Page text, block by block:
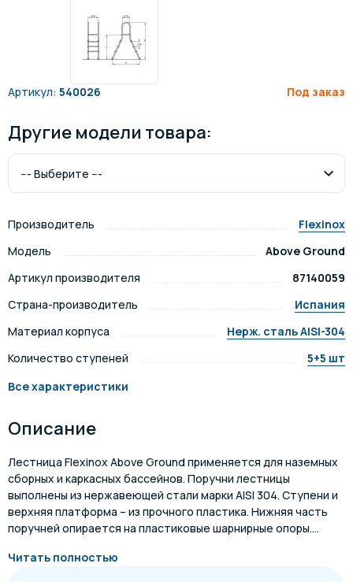
Артикул: 540026 Под заказ
Другие модели товара:
Производитель
Flexinox
Модель
Above Ground
Артикул производителя
87140059
Страна-производитель
Испания
Материал корпуса
Нерж. сталь AISI-304
Количество ступеней
5+5 шт
Все характеристики
Описание
Лестница Flexinox Above Ground применяется для наземных
сборных и каркасных бассейнов. Поручни лестницы
выполнены из нержавеющей стали марки AISI 304. Ступени и
верхняя платформа – из прочного пластика. Нижняя часть
поручней опирается на пластиковые шарнирные опоры....
Читать полностью